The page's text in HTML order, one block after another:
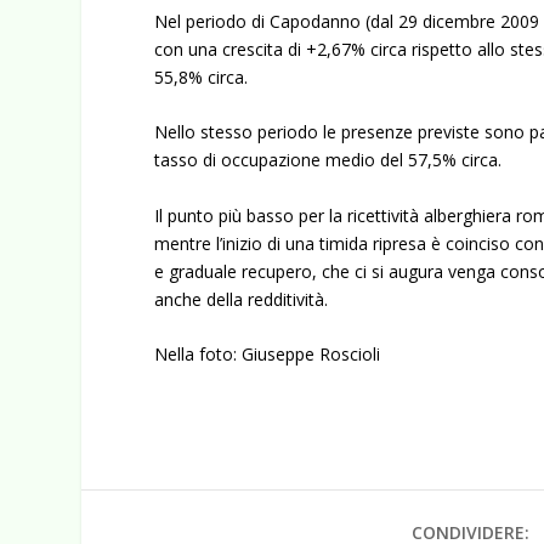
Nel periodo di Capodanno (dal 29 dicembre
con una crescita di +2,67% circa rispetto allo
55,8% circa.
Nello stesso periodo le presenze previste sono
tasso di occupazione medio del 57,5% circa.
Il punto più basso per la ricettività alberghiera
mentre l’inizio di una timida ripresa è coinciso
e graduale recupero, che ci si augura venga
anche della redditività.
Nella foto: Giuseppe Roscioli
CONDIVIDERE: